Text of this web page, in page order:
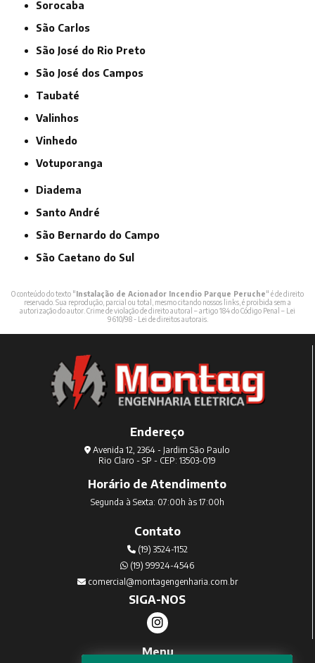
Sorocaba
São Carlos
São José do Rio Preto
São José dos Campos
Taubaté
Valinhos
Vinhedo
Votuporanga
Diadema
Santo André
São Bernardo do Campo
São Caetano do Sul
O conteúdo do texto " Instalação de Acionador Incendio Parque Peruche" é de direito
reservado. Sua reprodução, parcial ou total, mesmo citando nossos links, é proibida sem a
autorização do autor. Crime de violação de direito autoral – artigo 184 do Código Penal –
Lei
9610/98 - Lei de direitos autorais.
Endereço
Avenida 12, 2364 - Jardim São Paulo
Rio Claro - SP - CEP: 13503-019
Horário de Atendimento
Segunda à Sexta: 07:00h às 17:00h
Contato
(19) 3524-1152
(19) 99924-4546
comercial@montagengenharia.com.br
SIGA-NOS
Menu